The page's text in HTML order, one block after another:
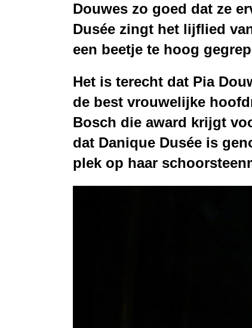
Douwes zo goed dat ze
Dusée zingt het lijflied
een beetje te hoog
Het is terecht dat Pia
de best vrouwelijke
Bosch die award krijgt
dat Danique Dusée is
plek op haar